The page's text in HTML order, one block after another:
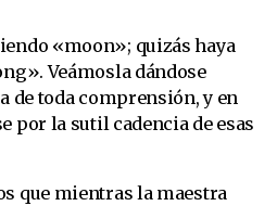
«moon»; quizás haya
Veámosla dándose
de toda comprensión, y en
por la sutil cadencia de esas
que mientras la maestra